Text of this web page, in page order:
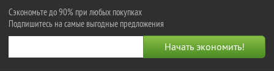
Сэкономьте до 90% при любых покупках
Подпишитесь на самые выгодные предложения